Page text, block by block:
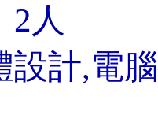
2人
設計,電